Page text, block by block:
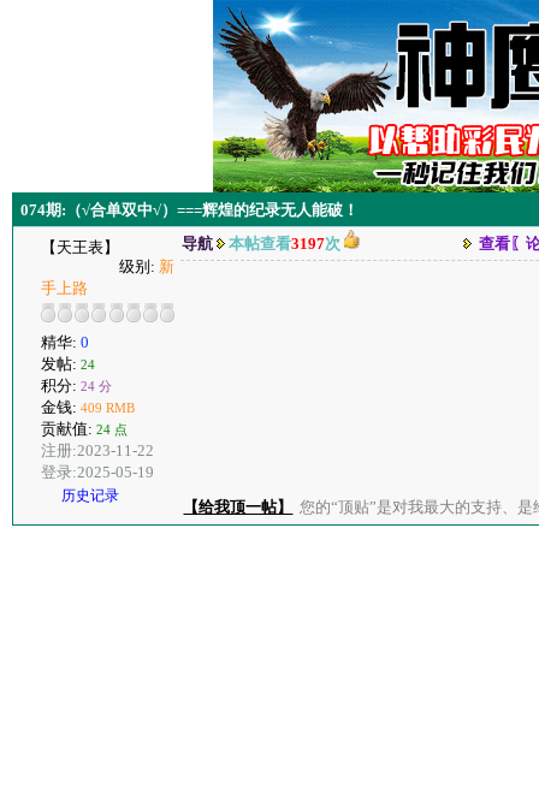
074期:（√合单双中√）===辉煌的纪录无人能破！
【天王表】
级别: 新
手上路
精华: 0
发帖: 24
积分: 24 分
金钱: 409 RMB
贡献值: 24 点
注册:2023-11-22
登录:2025-05-19
历史记录
导航 本帖查看3197次 查看〖
【给我顶一帖】 您的“顶贴”是对我最大的支持、